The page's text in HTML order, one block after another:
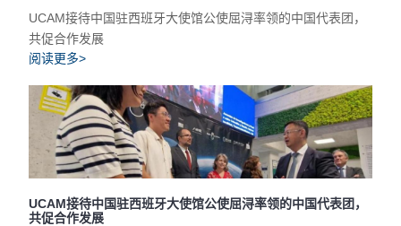
UCAM接待中国驻西班牙大使馆公使屈浔率领的中国代表团，
共促合作发展
阅读更多>
UCAM接待中国驻西班牙大使馆公使屈浔率领的中国代表团，
共促合作发展